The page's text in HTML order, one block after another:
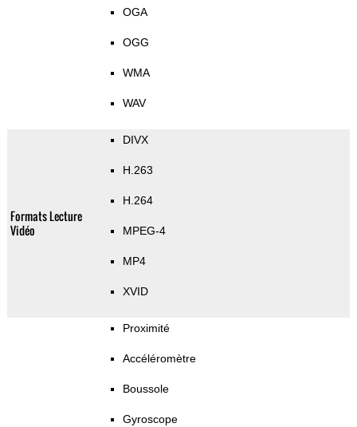
OGA
OGG
WMA
WAV
Formats Lecture
Vidéo
DIVX
H.263
H.264
MPEG-4
MP4
XVID
Proximité
Accéléromètre
Boussole
Gyroscope